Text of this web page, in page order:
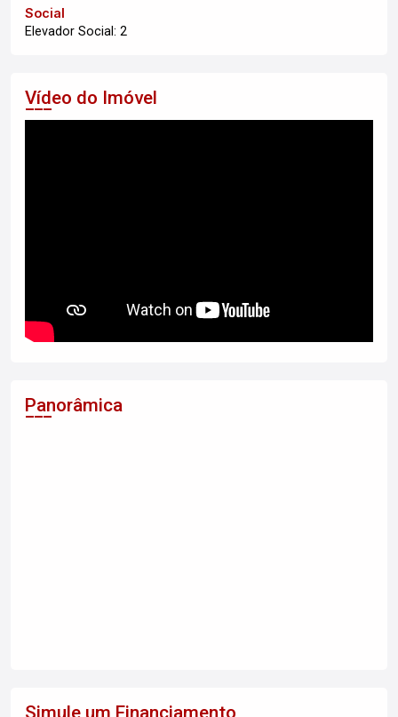
Social
Elevador Social: 2
Vídeo do Imóvel
Panorâmica
Simule um Financiamento